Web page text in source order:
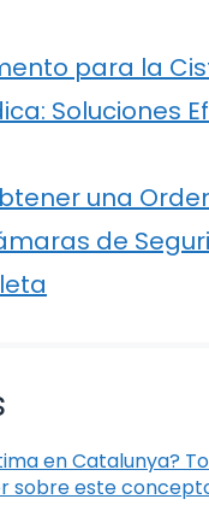
para la
Soluciones
una
de
en Catalunya?
sobre este